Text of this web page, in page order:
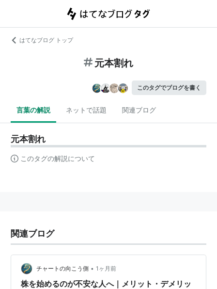
はてなブログ トップ
元本割れ
このタグでブログを書く
言葉の解説 ネットで話題 関連ブログ
元本割れ
このタグの解説について
関連ブログ
チャートの向こう側 • 1ヶ月前
株を始めるのが不安な人へ｜メリット・デメリッ